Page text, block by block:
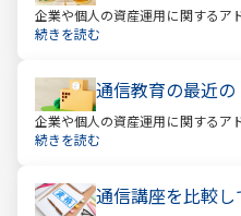
企業や個人の資産運用に関するア
計を提案するファイナンシャルプ
続きを読む
通信教育の最近の
企業や個人の資産運用に関するア
計を提案するファイナンシャルプ
続きを読む
通信講座を比較し